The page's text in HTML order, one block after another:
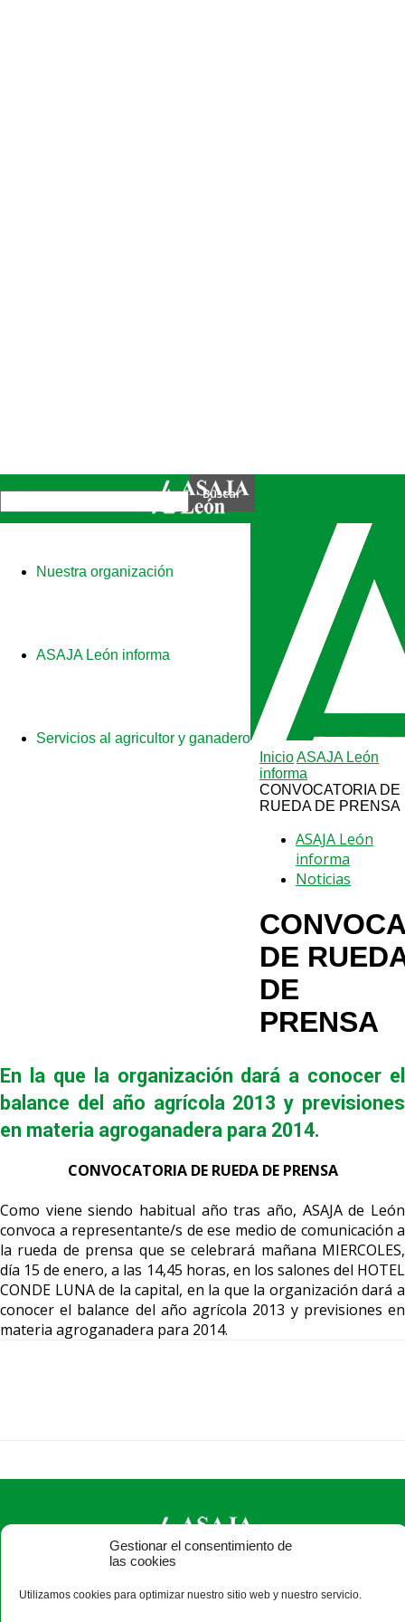
Gestionar el consentimiento de
las cookies
Utilizamos cookies para optimizar nuestro sitio web y nuestro servicio.
Nuestra organización
ASAJA León informa
Servicios al agricultor y ganadero
InicioASAJA León
informa
CONVOCATORIA DE
RUEDA DE PRENSA
ASAJA León
informa
Noticias
DE
DE
PRENSA
En la que la organización dará a conocer el
balance del año agrícola 2013 y previsiones
en materia agroganadera para 2014.
CONVOCATORIA DE RUEDA DE PRENSA
Como viene siendo habitual año tras año, ASAJA de León
convoca a representante/s de ese medio de comunicación a
la rueda de prensa que se celebrará mañana MIERCOLES,
día 15 de enero, a las 14,45 horas, en los salones del HOTEL
CONDE LUNA de la capital, en la que la organización dará a
conocer el balance del año agrícola 2013 y previsiones en
materia agroganadera para 2014.
ASAJA León - Jóvenes Agricultores